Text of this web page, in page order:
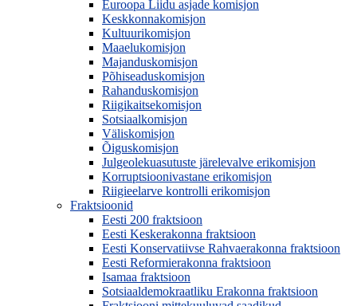
Euroopa Liidu asjade komisjon
Keskkonnakomisjon
Kultuurikomisjon
Maaelukomisjon
Majanduskomisjon
Põhiseaduskomisjon
Rahanduskomisjon
Riigikaitsekomisjon
Sotsiaalkomisjon
Väliskomisjon
Õiguskomisjon
Julgeolekuasutuste järelevalve erikomisjon
Korruptsioonivastane erikomisjon
Riigieelarve kontrolli erikomisjon
Fraktsioonid
Eesti 200 fraktsioon
Eesti Keskerakonna fraktsioon
Eesti Konservatiivse Rahvaerakonna fraktsioon
Eesti Reformierakonna fraktsioon
Isamaa fraktsioon
Sotsiaaldemokraatliku Erakonna fraktsioon